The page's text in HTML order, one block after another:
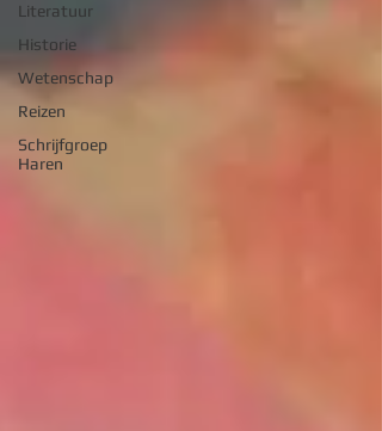
Literatuur
Historie
Wetenschap
Reizen
Schrijfgroep
Haren